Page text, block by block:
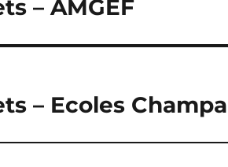
– AMGEF
– Ecoles